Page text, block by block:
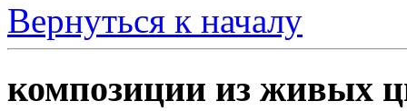
Вернуться к началу
композиции из живых